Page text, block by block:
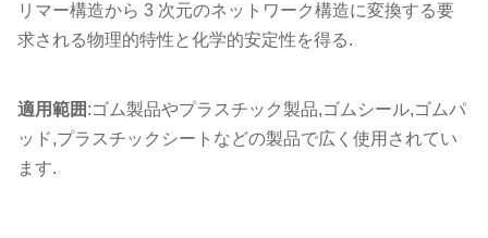
リマー構造から 3 次元のネットワーク構造に変換する要
求される物理的特性と化学的安定性を得る.
適用範囲:ゴム製品やプラスチック製品,ゴムシール,ゴムパ
ッド,プラスチックシートなどの製品で広く使用されてい
ます.